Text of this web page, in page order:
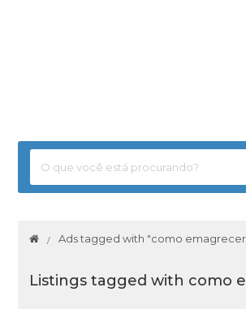
Ads tagged with "como emagrecer
Listings tagged with como